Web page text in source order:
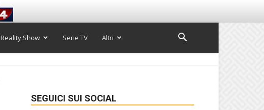
Reality Show Serie TV Altri
SEGUICI SUI SOCIAL